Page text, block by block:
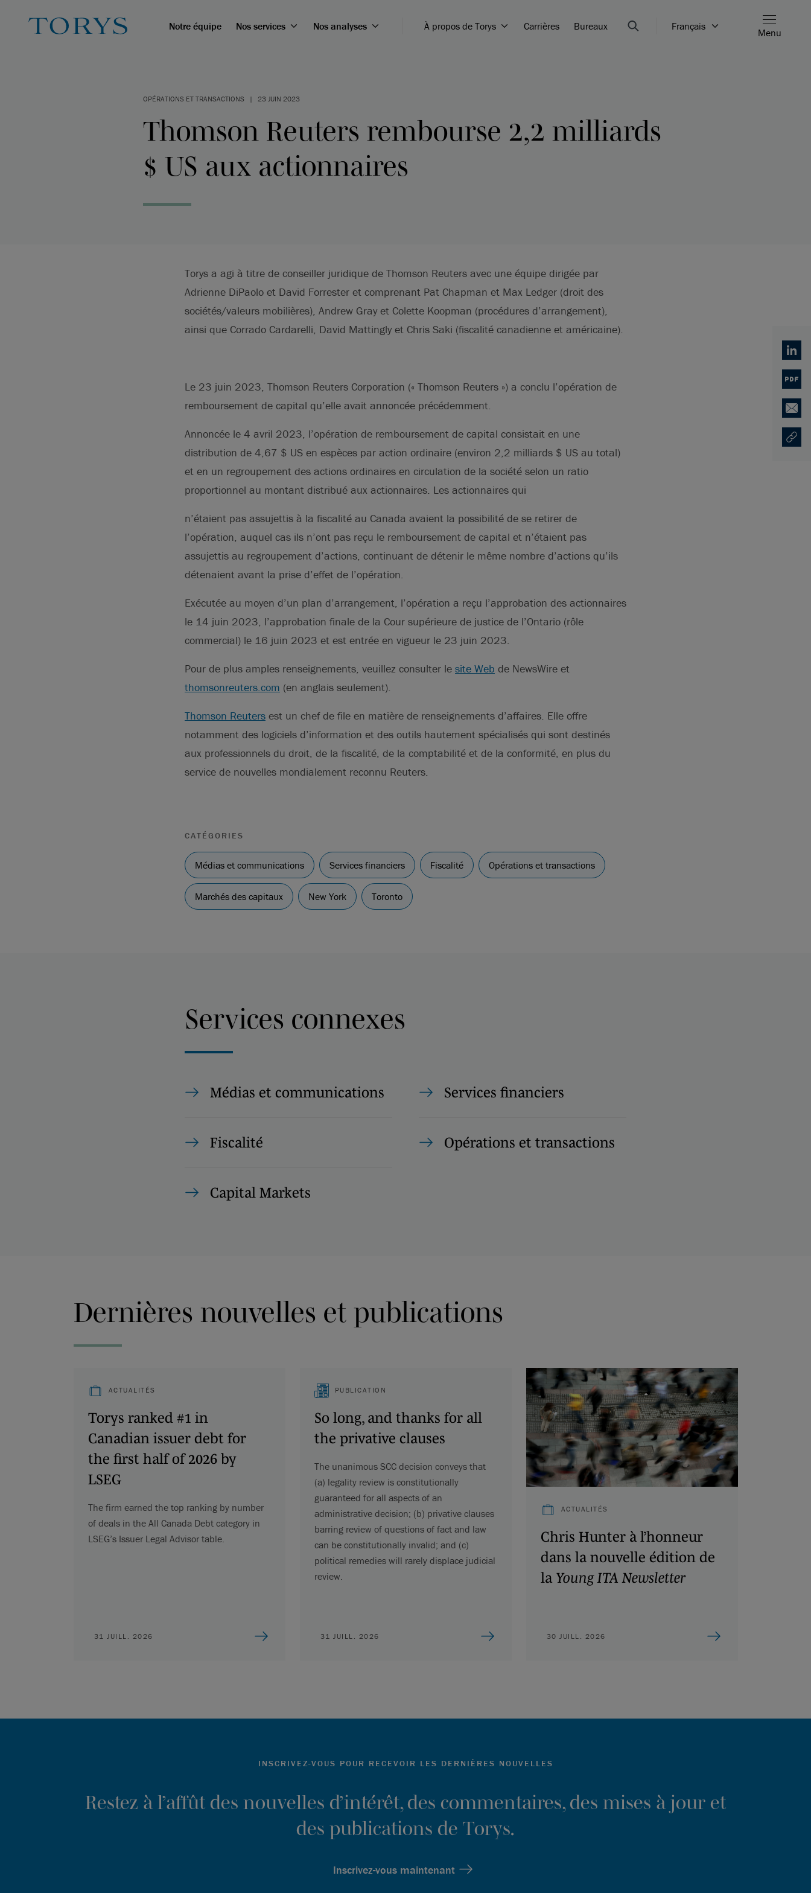
Notre équipe Nos services Nos analyses À propos de Torys Carrières Bureaux Français
Menu
OPÉRATIONS ET TRANSACTIONS | 23 JUIN 2023
Thomson Reuters rembourse 2,2 milliards
$ US aux actionnaires
Torys a agi à titre de conseiller juridique de Thomson Reuters avec une équipe dirigée par
Adrienne DiPaolo et David Forrester et comprenant Pat Chapman et Max Ledger (droit des
sociétés/valeurs mobilières), Andrew Gray et Colette Koopman (procédures d’arrangement),
ainsi que Corrado Cardarelli, David Mattingly et Chris Saki (fiscalité canadienne et américaine).
Le 23 juin 2023, Thomson Reuters Corporation (« Thomson Reuters ») a conclu l’opération de
remboursement de capital qu’elle avait annoncée précédemment.
Annoncée le 4 avril 2023, l’opération de remboursement de capital consistait en une
distribution de 4,67 $ US en espèces par action ordinaire (environ 2,2 milliards $ US au total)
et en un regroupement des actions ordinaires en circulation de la société selon un ratio
proportionnel au montant distribué aux actionnaires. Les actionnaires qui
n’étaient pas assujettis à la fiscalité au Canada avaient la possibilité de se retirer de
l’opération, auquel cas ils n’ont pas reçu le remboursement de capital et n’étaient pas
assujettis au regroupement d’actions, continuant de détenir le même nombre d’actions qu’ils
détenaient avant la prise d’effet de l’opération.
Exécutée au moyen d’un plan d’arrangement, l’opération a reçu l’approbation des actionnaires
le 14 juin 2023, l’approbation finale de la Cour supérieure de justice de l’Ontario (rôle
commercial) le 16 juin 2023 et est entrée en vigueur le 23 juin 2023.
Pour de plus amples renseignements, veuillez consulter le site Web de NewsWire et
thomsonreuters.com (en anglais seulement).
Thomson Reuters est un chef de file en matière de renseignements d’affaires. Elle offre
notamment des logiciels d’information et des outils hautement spécialisés qui sont destinés
aux professionnels du droit, de la fiscalité, de la comptabilité et de la conformité, en plus du
service de nouvelles mondialement reconnu Reuters.
CATÉGORIES
Médias et communications Services financiers Fiscalité Opérations et transactions
Marchés des capitaux New York Toronto
Services connexes
Médias et communications Services financiers
Fiscalité Opérations et transactions
Capital Markets
PDF
Email
Copy
Dernières nouvelles et publications
ACTUALITÉS
Torys ranked #1 in
Canadian issuer debt for
the first half of 2026 by
LSEG
The firm earned the top ranking by number
of deals in the All Canada Debt category in
LSEG’s Issuer Legal Advisor table.
31 JUILL. 2026
PUBLICATION
So long, and thanks for all
the privative clauses
The unanimous SCC decision conveys that
(a) legality review is constitutionally
guaranteed for all aspects of an
administrative decision; (b) privative clauses
barring review of questions of fact and law
can be constitutionally invalid; and (c)
political remedies will rarely displace judicial
review.
31 JUILL. 2026
ACTUALITÉS
Chris Hunter à l’honneur
dans la nouvelle édition de
la Young ITA Newsletter
30 JUILL. 2026
INSCRIVEZ-VOUS POUR RECEVOIR LES DERNIÈRES NOUVELLES
Restez à l’affût des nouvelles d’intérêt, des commentaires, des mises à jour et
des publications de Torys.
Inscrivez-vous maintenant